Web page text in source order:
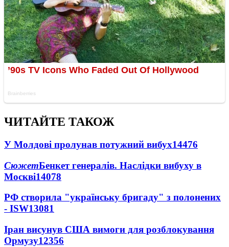
ЧИТАЙТЕ ТАКОЖ
У Молдові пролунав потужний вибух14476
СюжетБенкет генералів. Наслідки вибуху в
Москві14078
РФ створила "українську бригаду" з полонених
- ISW13081
Іран висунув США вимоги для розблокування
Ормузу12356